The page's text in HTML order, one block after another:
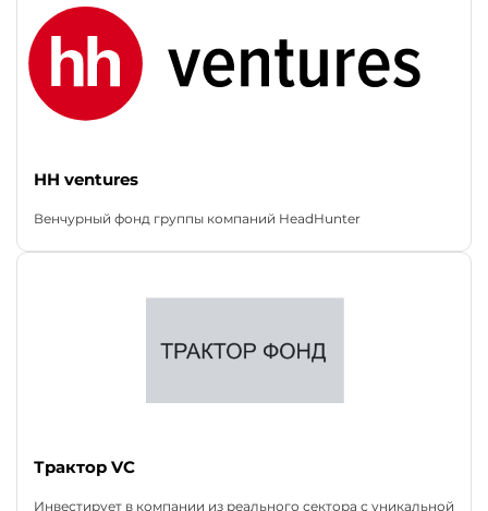
HH ventures
Венчурный фонд группы компаний HeadHunter
Трактор VC
Инвестирует в компании из реального сектора с уникальной